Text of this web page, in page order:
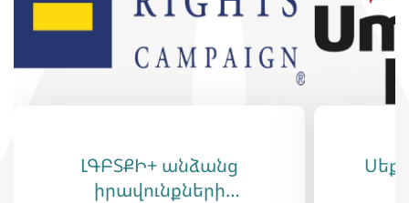
ԼԳԲՏՔԻ+ անձանց
իրավունքների